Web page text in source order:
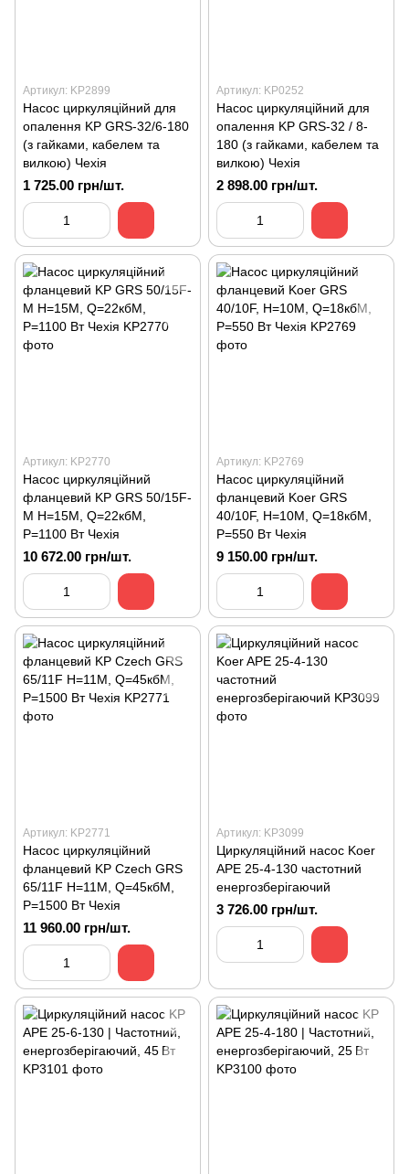
Артикул: KP2899
Насос циркуляційний для
опалення KP GRS-32/6-180
(з гайками, кабелем та
вилкою) Чехія
1 725.00 грн/шт.
Артикул: KP0252
Насос циркуляційний для
опалення KP GRS-32 / 8-
180 (з гайками, кабелем та
вилкою) Чехія
2 898.00 грн/шт.
Артикул: KP2770
Насос циркуляційний
фланцевий KP GRS 50/15F-
M Н=15М, Q=22кбМ,
P=1100 Вт Чехія
10 672.00 грн/шт.
Артикул: KP2769
Насос циркуляційний
фланцевий Koer GRS
40/10F, Н=10М, Q=18кбМ,
P=550 Вт Чехія
9 150.00 грн/шт.
Артикул: KP2771
Насос циркуляційний
фланцевий KP Czech GRS
65/11F Н=11М, Q=45кбМ,
P=1500 Вт Чехія
11 960.00 грн/шт.
Артикул: KP3099
Циркуляційний насос Koer
APE 25-4-130 частотний
енергозберігаючий
3 726.00 грн/шт.